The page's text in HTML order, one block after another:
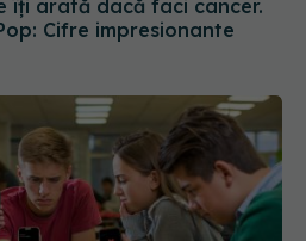
Cifre impresionante